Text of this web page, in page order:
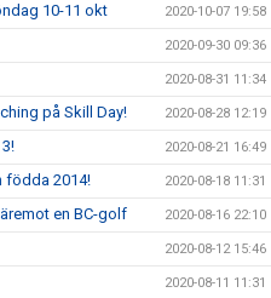
10-11 okt 2020-10-07 19:58
2020-09-30 09:36
2020-08-31 11:34
på Skill Day! 2020-08-28 12:19
2020-08-21 16:49
födda 2014! 2020-08-18 11:31
en BC-golf 2020-08-16 22:10
2020-08-12 15:46
2020-08-11 11:31